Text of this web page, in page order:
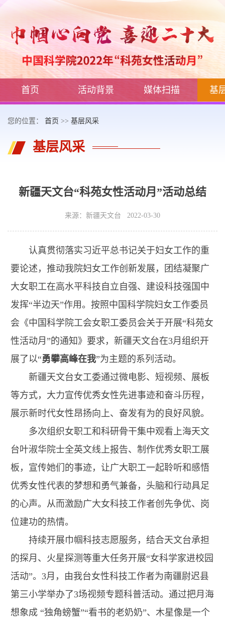
首页 活动背景 媒体扫描 基
您的位置： 首页 >> 基层风采
基层风采
新疆天文台“科苑女性活动月”活动总结
来源：新疆天文台 2022-03-30
认真贯彻落实习近平总书记关于妇女工作的重
要论述，推动我院妇女工作创新发展，团结凝聚广
大女职工在高水平科技自立自强、建设科技强国中
发挥“半边天”作用。按照中国科学院妇女工作委员
会《中国科学院工会女职工委员会关于开展“科苑女
性活动月”的通知》要求，新疆天文台在3月组织开
展了以“勇攀高峰在我”为主题的系列活动。
新疆天文台女工委通过微电影、短视频、展板
等方式，大力宣传优秀女性先进事迹和奋斗历程，
展示新时代女性昂扬向上、奋发有为的良好风貌。
多次组织女职工和科研骨干集中观看上海天文
台叶淑华院士全英文线上报告、制作优秀女职工展
板，宣传她们的事迹，让广大职工一起聆听和感悟
优秀女性代表的梦想和勇气兼备，头脑和行动具足
的心声。从而激励广大女科技工作者创先争优、岗
位建功的热情。
持续开展巾帼科技志愿服务，结合天文台承担
的探月、火星探测等重大任务开展“女科学家进校园
活动”。3月，由我台女性科技工作者为南疆尉迟县
第三小学举办了3场视频专题科普活动。通过把月海
想象成 “独角螃蟹”“看书的老奶奶”、木星像是一个